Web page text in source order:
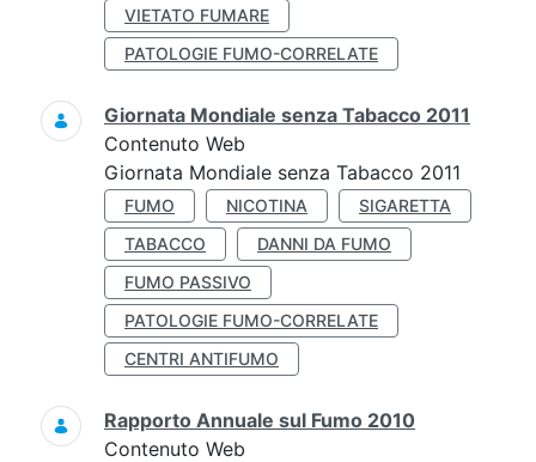
VIETATO FUMARE
PATOLOGIE FUMO-CORRELATE
Giornata Mondiale senza Tabacco 2011
Contenuto Web
Giornata Mondiale senza Tabacco 2011
FUMO NICOTINA
SIGARETTA
TABACCO
DANNI DA FUMO
FUMO PASSIVO
PATOLOGIE FUMO-CORRELATE
CENTRI ANTIFUMO
Rapporto Annuale sul Fumo 2010
Contenuto Web